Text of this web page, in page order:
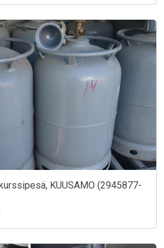
KUUSAMO (2945877-